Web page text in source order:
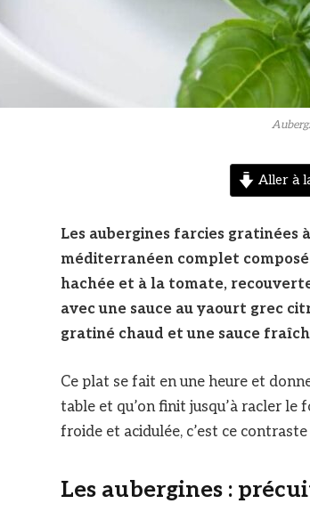
Aller à
Les aubergines farcies gratinées
méditerranéen complet composé
hachée et à la tomate,
avec une sauce au yaourt grec
gratiné chaud et une sauce
Ce plat se fait en une heure et
table et qu’on finit jusqu’à racler le
froide et acidulée, c’est ce
Les aubergines :